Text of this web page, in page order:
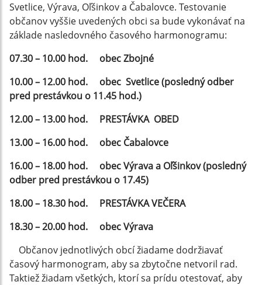
Svetlice, Výrava, Oľšinkov a Čabalovce. Testovanie
občanov vyššie uvedených obci sa bude vykonávať na
základe nasledovného časového harmonogramu:
07.30 – 10.00 hod. obec Zbojné
10.00 – 12.00 hod. obec Svetlice (posledný odber
pred prestávkou o 11.45 hod.)
12.00 – 13.00 hod. PRESTÁVKA OBED
13.00 – 16.00 hod. obec Čabalovce
16.00 – 18.00 hod. obec Výrava a Oľšinkov (posledný
odber pred prestávkou o 17.45)
18.00 – 18.30 hod. PRESTÁVKA VEČERA
18.30 – 20.00 hod. obec Výrava
Občanov jednotlivých obcí žiadame dodržiavať
časový harmonogram, aby sa zbytočne netvoril rad.
Taktiež žiadam všetkých, ktorí sa prídu otestovať, aby